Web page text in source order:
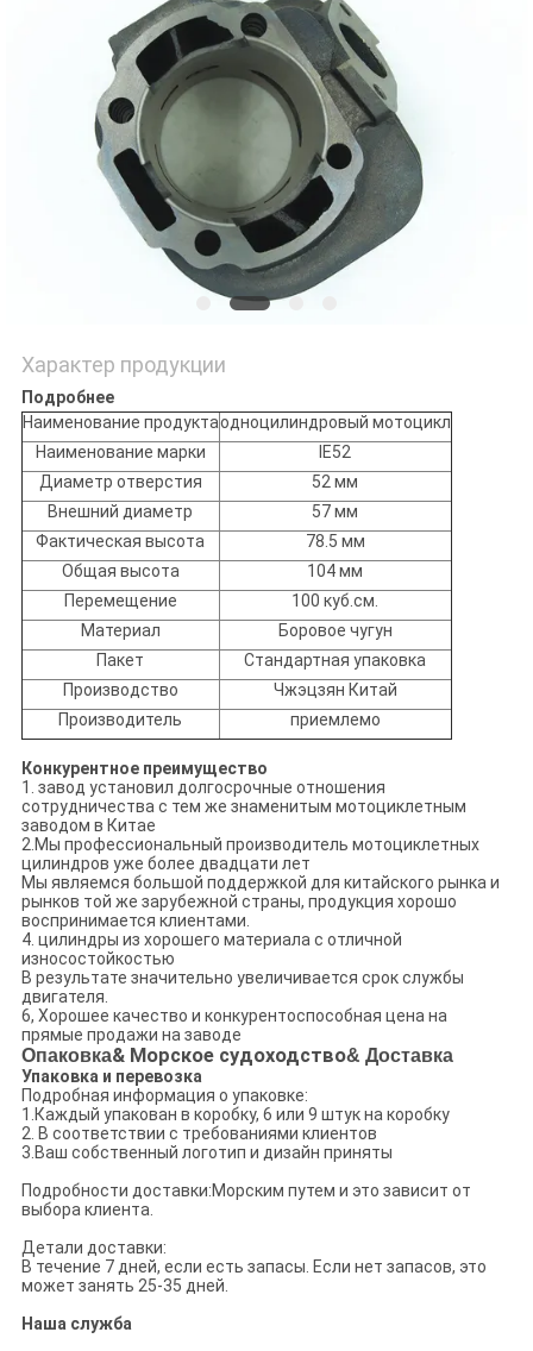
Характер продукции
Подробнее
Наименование продуктаодноцилиндровый мотоцикл
Наименование марки
IE52
Диаметр отверстия
52 мм
Внешний диаметр
57 мм
Фактическая высота
78.5 мм
Общая высота
104 мм
Перемещение
100 куб.см.
Материал
Боровое чугун
Пакет
Стандартная упаковка
Производство
Чжэцзян Китай
Производитель
приемлемо
Конкурентное преимущество
1. завод установил долгосрочные отношения
сотрудничества с тем же знаменитым мотоциклетным
заводом в Китае
2.Мы профессиональный производитель мотоциклетных
цилиндров уже более двадцати лет
Мы являемся большой поддержкой для китайского рынка и
рынков той же зарубежной страны, продукция хорошо
воспринимается клиентами.
4. цилиндры из хорошего материала с отличной
износостойкостью
В результате значительно увеличивается срок службы
двигателя.
6, Хорошее качество и конкурентоспособная цена на
прямые продажи на заводе
Опаковка& Морское судоходство& Доставка
Упаковка и перевозка
Подробная информация о упаковке:
1.Каждый упакован в коробку, 6 или 9 штук на коробку
2. В соответствии с требованиями клиентов
3.Ваш собственный логотип и дизайн приняты
Подробности доставки:Морским путем и это зависит от
выбора клиента.
Детали доставки:
В течение 7 дней, если есть запасы. Если нет запасов, это
может занять 25-35 дней.
Наша служба